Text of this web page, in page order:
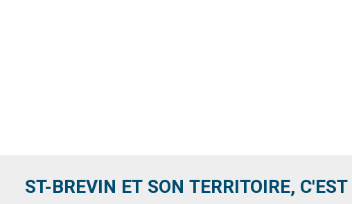
ST-BREVIN ET SON TERRITOIRE,